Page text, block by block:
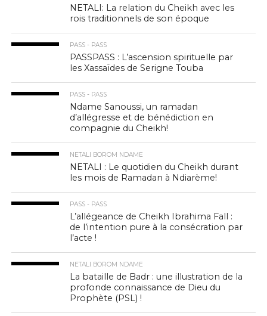
NETALI: La relation du Cheikh avec les
rois traditionnels de son époque
PASS - PASS
PASSPASS : L’ascension spirituelle par
les Xassaïdes de Serigne Touba
PASS - PASS
Ndame Sanoussi, un ramadan
d’allégresse et de bénédiction en
compagnie du Cheikh!
NETALI BOROM NDAME
NETALI : Le quotidien du Cheikh durant
les mois de Ramadan à Ndiarème!
PASS - PASS
L’allégeance de Cheikh Ibrahima Fall :
de l’intention pure à la consécration par
l’acte !
NETALI BOROM NDAME
La bataille de Badr : une illustration de la
profonde connaissance de Dieu du
Prophète (PSL) !